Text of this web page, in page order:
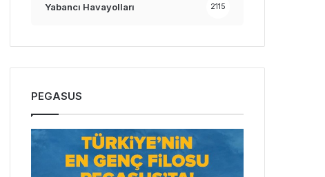
Yabancı Havayolları 2115
PEGASUS